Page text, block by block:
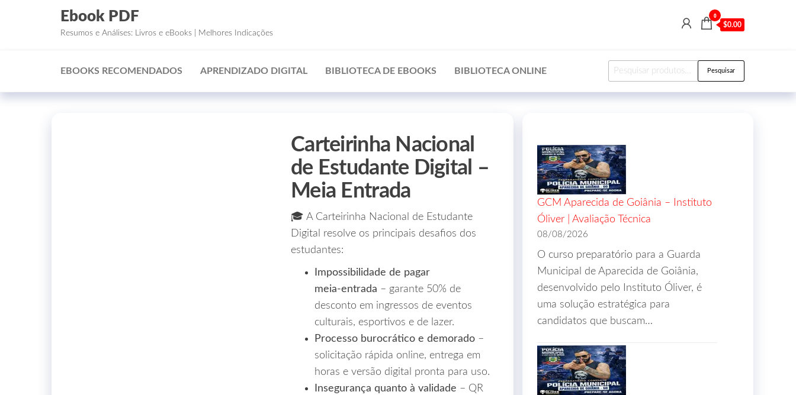
Ebook PDF
Resumos e Análises: Livros e eBooks | Melhores Indicações
0
$0.00
EBOOKS RECOMENDADOS APRENDIZADO DIGITAL BIBLIOTECA DE EBOOKS BIBLIOTECA ONLINE Pesquisar
Carteirinha Nacional
de Estudante Digital –
Meia Entrada
🎓 A Carteirinha Nacional de Estudante
Digital resolve os principais desafios dos
estudantes:
Impossibilidade de pagar
meia‑entrada – garante 50% de
desconto em ingressos de eventos
culturais, esportivos e de lazer.
Processo burocrático e demorado –
solicitação rápida online, entrega em
horas e versão digital pronta para uso.
Insegurança quanto à validade – QR
GCM Aparecida de Goiânia – Instituto
Óliver | Avaliação Técnica
08/08/2026
O curso preparatório para a Guarda
Municipal de Aparecida de Goiânia,
desenvolvido pelo Instituto Óliver, é
uma solução estratégica para
candidatos que buscam…